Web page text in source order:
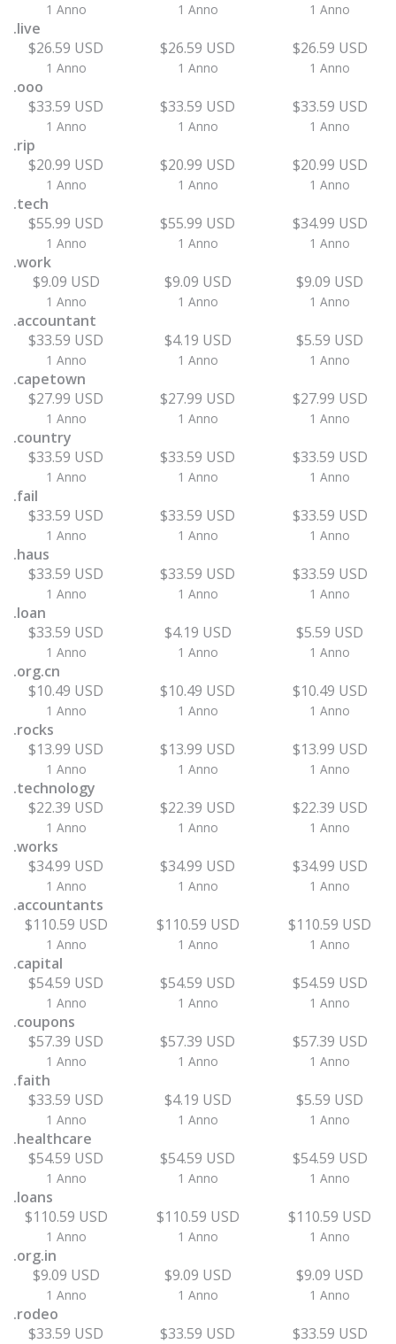
1 Anno 1 Anno 1 Anno
.live
$26.59 USD
1 Anno
$26.59 USD
1 Anno
$26.59 USD
1 Anno
.ooo
$33.59 USD
1 Anno
$33.59 USD
1 Anno
$33.59 USD
1 Anno
.rip
$20.99 USD
1 Anno
$20.99 USD
1 Anno
$20.99 USD
1 Anno
.tech
$55.99 USD
1 Anno
$55.99 USD
1 Anno
$34.99 USD
1 Anno
.work
$9.09 USD
1 Anno
$9.09 USD
1 Anno
$9.09 USD
1 Anno
.accountant
$33.59 USD
1 Anno
$4.19 USD
1 Anno
$5.59 USD
1 Anno
.capetown
$27.99 USD
1 Anno
$27.99 USD
1 Anno
$27.99 USD
1 Anno
.country
$33.59 USD
1 Anno
$33.59 USD
1 Anno
$33.59 USD
1 Anno
.fail
$33.59 USD
1 Anno
$33.59 USD
1 Anno
$33.59 USD
1 Anno
.haus
$33.59 USD
1 Anno
$33.59 USD
1 Anno
$33.59 USD
1 Anno
.loan
$33.59 USD
1 Anno
$4.19 USD
1 Anno
$5.59 USD
1 Anno
.org.cn
$10.49 USD
1 Anno
$10.49 USD
1 Anno
$10.49 USD
1 Anno
.rocks
$13.99 USD
1 Anno
$13.99 USD
1 Anno
$13.99 USD
1 Anno
.technology
$22.39 USD
1 Anno
$22.39 USD
1 Anno
$22.39 USD
1 Anno
.works
$34.99 USD
1 Anno
$34.99 USD
1 Anno
$34.99 USD
1 Anno
.accountants
$110.59 USD
1 Anno
$110.59 USD
1 Anno
$110.59 USD
1 Anno
.capital
$54.59 USD
1 Anno
$54.59 USD
1 Anno
$54.59 USD
1 Anno
.coupons
$57.39 USD
1 Anno
$57.39 USD
1 Anno
$57.39 USD
1 Anno
.faith
$33.59 USD
1 Anno
$4.19 USD
1 Anno
$5.59 USD
1 Anno
.healthcare
$54.59 USD
1 Anno
$54.59 USD
1 Anno
$54.59 USD
1 Anno
.loans
$110.59 USD
1 Anno
$110.59 USD
1 Anno
$110.59 USD
1 Anno
.org.in
$9.09 USD
1 Anno
$9.09 USD
1 Anno
$9.09 USD
1 Anno
.rodeo
$33.59 USD
$33.59 USD $33.59 USD